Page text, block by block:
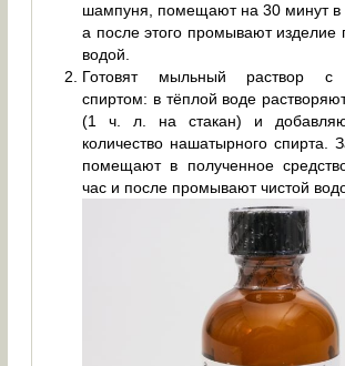
шампуня, помещают на 30 минут в
а после этого промывают изделие
водой.
Готовят мыльный раствор с
спиртом: в тёплой воде
(1 ч. л. на стакан) и
количество нашатырного спирта.
помещают в полученное
час и после промывают чистой